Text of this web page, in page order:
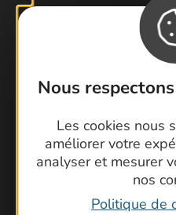
Nous
Les cookies nous
améliorer votre
analyser et mesurer
nos
Politique de
Foire